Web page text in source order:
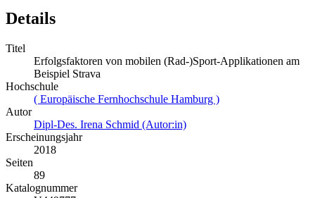
Details
Titel
Erfolgsfaktoren von mobilen (Rad-)Sport-Applikationen am
Beispiel Strava
Hochschule
( Europäische Fernhochschule Hamburg )
Autor
Dipl-Des. Irena Schmid (Autor:in)
Erscheinungsjahr
2018
Seiten
89
Katalognummer